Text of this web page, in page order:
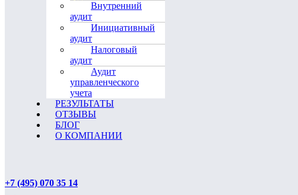
Внутренний
аудит
Инициативный
аудит
Налоговый
аудит
Аудит
управленческого
учета
РЕЗУЛЬТАТЫ
ОТЗЫВЫ
БЛОГ
О КОМПАНИИ
+7 (495) 070 35 14